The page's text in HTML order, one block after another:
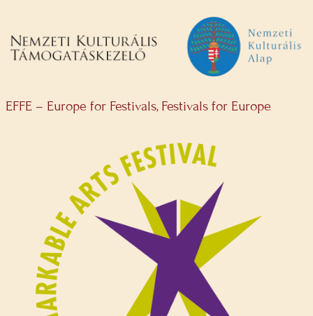
EFFE – Europe for Festivals, Festivals for Europe